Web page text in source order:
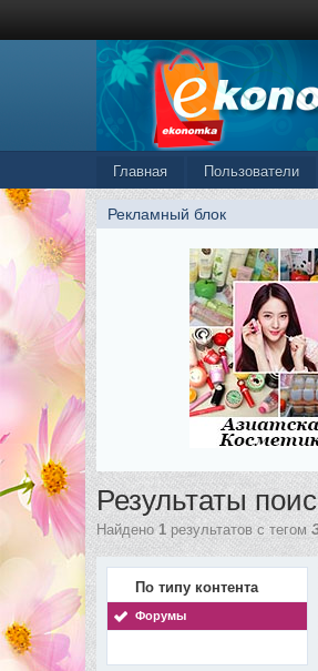
Главная Пользователи
Рекламный блок
Результаты
Найдено1 результатов с тегом
По типу контента
Форумы